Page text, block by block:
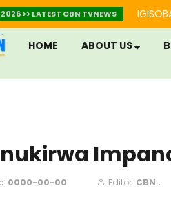
>> LATEST CBN TVNEWS
HOME ABOUT US
0000-00-00 Editor: CBN .